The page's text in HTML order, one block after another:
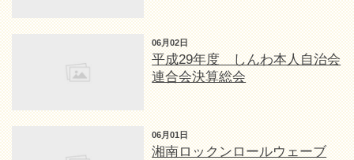
06月02日
平成29年度 しんわ本人自治会
連合会決算総会
06月01日
湘南ロックンロールウェーブ